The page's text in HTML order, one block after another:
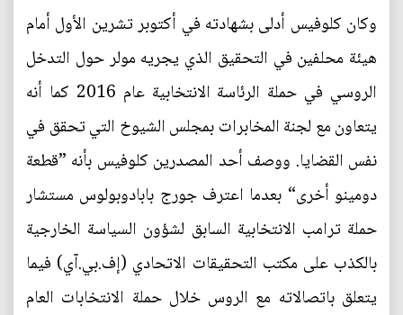
وكان كلوفيس أدلى بشهادته في أكتوبر تشرين الأول أمام
هيئة محلفين في التحقيق الذي يجريه مولر حول التدخل
الروسي في حملة الرئاسة الانتخابية عام 2016 كما أنه
يتعاون مع لجنة المخابرات بمجلس الشيوخ التي تحقق في
نفس القضايا. ووصف أحد المصدرين كلوفيس بأنه ”قطعة
دومينو أخرى“ بعدما اعترف جورج بابادوبولوس مستشار
حملة ترامب الانتخابية السابق لشؤون السياسة الخارجية
بالكذب على مكتب التحقيقات الاتحادي (إف.بي.آي) فيما
يتعلق باتصالاته مع الروس خلال حملة الانتخابات العام